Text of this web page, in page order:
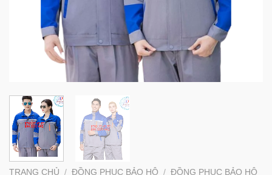
TRANG CHỦ / ĐỒNG PHỤC BẢO HỘ / ĐỒNG PHỤC BẢO HỘ